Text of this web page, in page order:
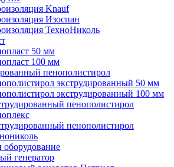
Knauf
Изоспан
ТехноНиколь
50 мм
100 мм
пенополистирол
экструдированный 50 мм
экструдированный 100 мм
пенополистирол
пенополистирол
генератор